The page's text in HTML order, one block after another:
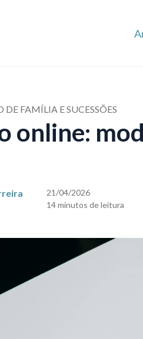
DE FAMÍLIA E SUCESSÕES
online:
21/04/2026
14 minutos de leitura